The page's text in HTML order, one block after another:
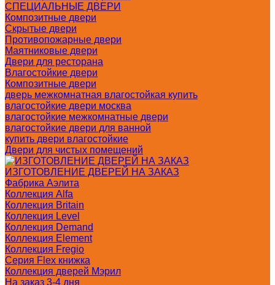
СПЕЦИАЛЬНЫЕ ДВЕРИ
Композитные двери
Скрытые двери
Противопожарные двери
Маятниковые двери
Двери для ресторана
Влагостойкие двери
Композитные двери
дверь межкомнатная влагостойкая купить
влагостойкие двери москва
влагостойкие межкомнатные двери
влагостойкие двери для ванной
купить двери влагостойкие
Двери для чистых помещений
ИЗГОТОВЛЕНИЕ ДВЕРЕЙ НА ЗАКАЗ
Фабрика Аэлита
Коллекция Alfa
Коллекция Britain
Коллекция Level
Коллекция Demand
Коллекция Element
Коллекция Fregio
Серия Flex книжка
Коллекция дверей Мэрил
На заказ 3-4 дня